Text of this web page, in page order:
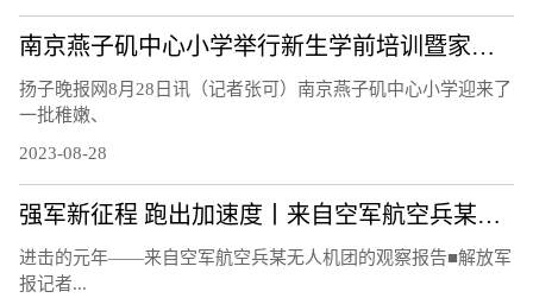
南京燕子矶中心小学举行新生学前培训暨家长学校活动
扬子晚报网8月28日讯（记者张可）南京燕子矶中心小学迎来了
一批稚嫩、
2023-08-28
强军新征程 跑出加速度丨来自空军航空兵某无人机团的观察报告
进击的元年——来自空军航空兵某无人机团的观察报告■解放军
报记者...